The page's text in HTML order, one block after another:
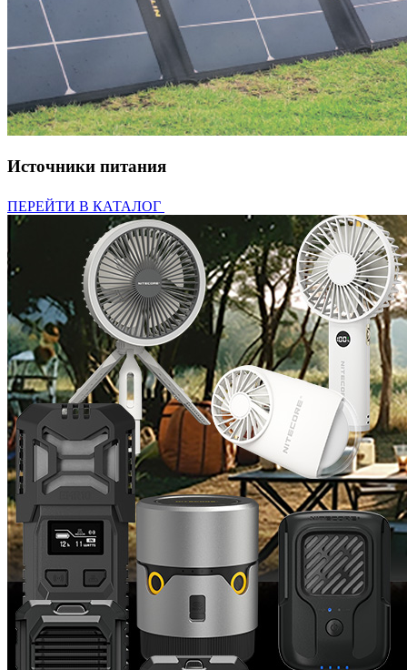
Источники питания
ПЕРЕЙТИ В КАТАЛОГ